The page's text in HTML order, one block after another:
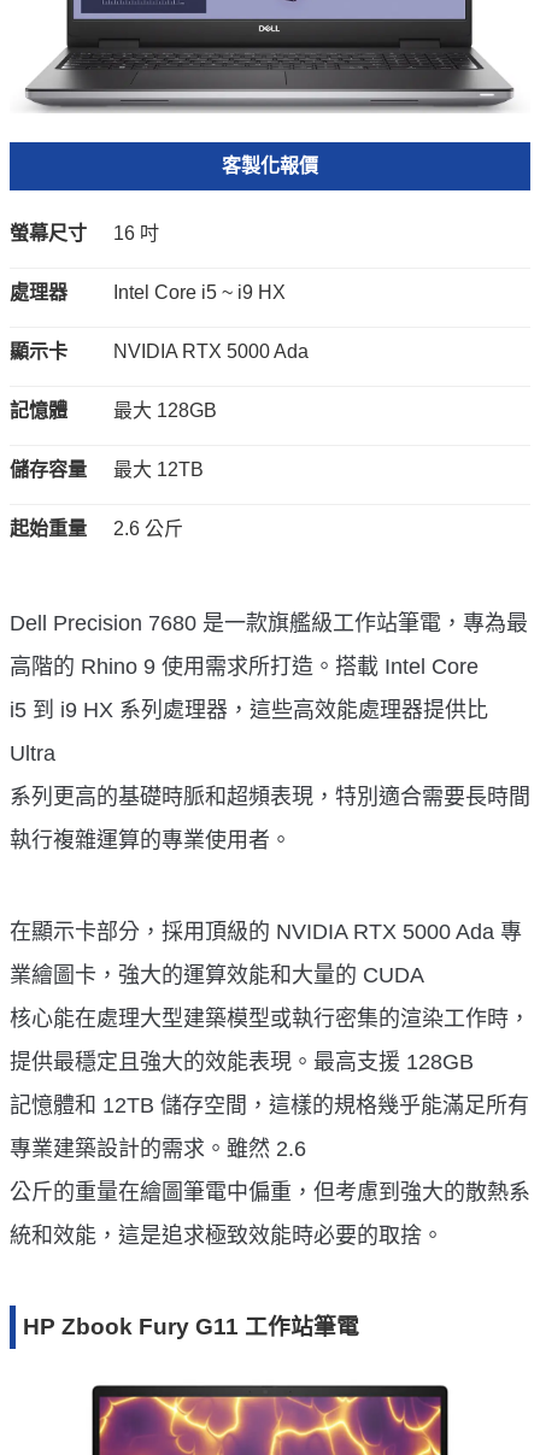
客製化報價
螢幕尺寸 16 吋
處理器 Intel Core i5 ~ i9 HX
顯示卡 NVIDIA RTX 5000 Ada
記憶體 最大 128GB
儲存容量 最大 12TB
起始重量 2.6 公斤
Dell Precision 7680 是一款旗艦級工作站筆電，專為最
高階的 Rhino 9 使用需求所打造。搭載 Intel Core
i5 到 i9 HX 系列處理器，這些高效能處理器提供比
Ultra
系列更高的基礎時脈和超頻表現，特別適合需要長時間
執行複雜運算的專業使用者。
在顯示卡部分，採用頂級的 NVIDIA RTX 5000 Ada 專
業繪圖卡，強大的運算效能和大量的 CUDA
核心能在處理大型建築模型或執行密集的渲染工作時，
提供最穩定且強大的效能表現。最高支援 128GB
記憶體和 12TB 儲存空間，這樣的規格幾乎能滿足所有
專業建築設計的需求。雖然 2.6
公斤的重量在繪圖筆電中偏重，但考慮到強大的散熱系
統和效能，這是追求極致效能時必要的取捨。
HP Zbook Fury G11 工作站筆電